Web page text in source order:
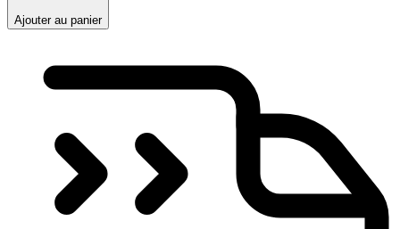
Ajouter au panier